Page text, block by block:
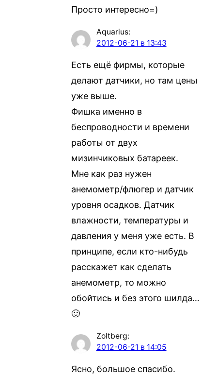
Просто интересно=)
Aquarius:
2012-06-21 в 13:43
Есть ещё фирмы, которые
делают датчики, но там цены
уже выше.
Фишка именно в
беспроводности и времени
работы от двух
мизинчиковых батареек.
Мне как раз нужен
анемометр/флюгер и датчик
уровня осадков. Датчик
влажности, температуры и
давления у меня уже есть. В
принципе, если кто-нибудь
расскажет как сделать
анемометр, то можно
обойтись и без этого шилда…
🙂
Zoltberg:
2012-06-21 в 14:05
Ясно, большое спасибо.